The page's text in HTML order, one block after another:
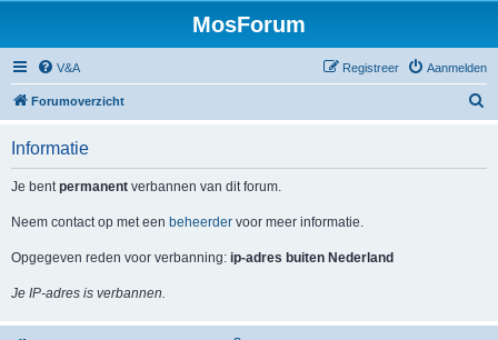
MosForum
V&A Aanmelden
Registreer
Forumoverzicht
Informatie
Je bentpermanent verbannen van dit forum.
Neem contact op met een beheerder voor meer informatie.
Opgegeven reden voor verbanning: ip-adres buiten Nederland
Je IP-adres is verbannen.